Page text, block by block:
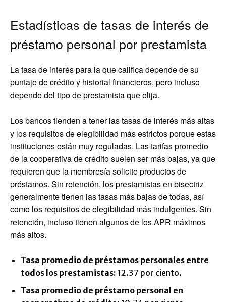
Estadísticas de tasas de interés de
préstamo personal por prestamista
La tasa de interés para la que califica depende de su
puntaje de crédito y historial financieros, pero incluso
depende del tipo de prestamista que elija.
Los bancos tienden a tener las tasas de interés más altas
y los requisitos de elegibilidad más estrictos porque estas
instituciones están muy reguladas. Las tarifas promedio
de la cooperativa de crédito suelen ser más bajas, ya que
requieren que la membresía solicite productos de
préstamos. Sin retención, los prestamistas en bisectriz
generalmente tienen las tasas más bajas de todas, así
como los requisitos de elegibilidad más indulgentes. Sin
retención, incluso tienen algunos de los APR máximos
más altos.
Tasa promedio de préstamos personales entre
todos los prestamistas: 12.37 por ciento.
Tasa promedio de préstamo personal en